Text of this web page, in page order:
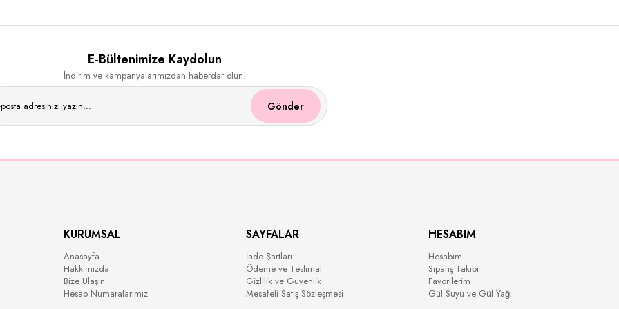
E-Bültenimize Kaydolun
İndirim ve kampanyalarımızdan haberdar olun!
Gönder
KURUMSAL
Anasayfa
Hakkımızda
Bize Ulaşın
Hesap Numaralarımız
SAYFALAR
İade Şartları
Ödeme ve Teslimat
Gizlilik ve Güvenlik
Mesafeli Satış Sözleşmesi
HESABIM
Hesabım
Sipariş Takibi
Favorilerim
Gül Suyu ve Gül Yağı